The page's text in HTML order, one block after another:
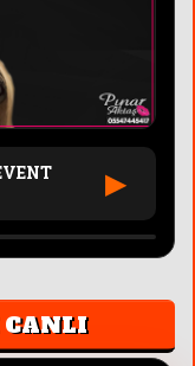
▶
CANLI